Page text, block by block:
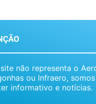
não representa o
ou Infraero,
informativo e notícias.